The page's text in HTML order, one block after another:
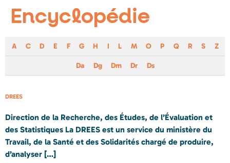
Encyclopédie
A C D E F G H I L M O P Q R S Z
Da Dg Dm Dr Ds
DREES
Direction de la Recherche, des Études, de l’Évaluation et
des Statistiques La DREES est un service du ministère du
Travail, de la Santé et des Solidarités chargé de produire,
d’analyser […]